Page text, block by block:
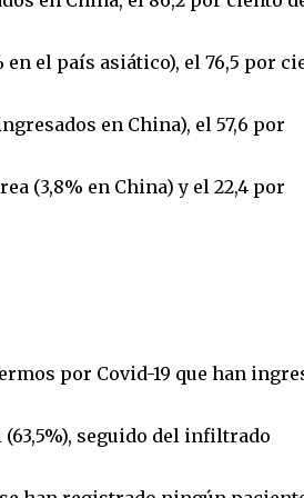
el país asiático), el 76,5 por
en China), el 57,6 por
(3,8% en China) y el 22,4 por
por Covid-19 que han
seguido del infiltrado